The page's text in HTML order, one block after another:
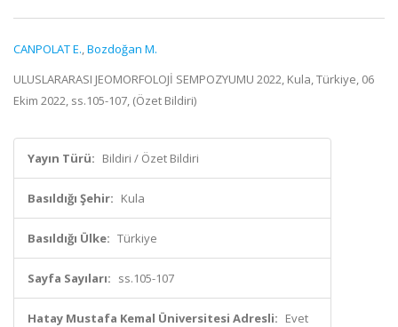
CANPOLAT E.,Bozdoğan M.
ULUSLARARASI JEOMORFOLOJİ SEMPOZYUMU 2022, Kula, Türkiye, 06
Ekim 2022, ss.105-107, (Özet Bildiri)
Yayın Türü: Bildiri / Özet Bildiri
Basıldığı Şehir: Kula
Basıldığı Ülke: Türkiye
Sayfa Sayıları: ss.105-107
Hatay Mustafa Kemal Üniversitesi Adresli: Evet